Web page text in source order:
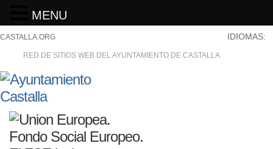
CASTALLA.ORG
RED DE SITIOS WEB DEL AYUNTAMIENTO DE CASTALLA
IDIOMAS:
MENU